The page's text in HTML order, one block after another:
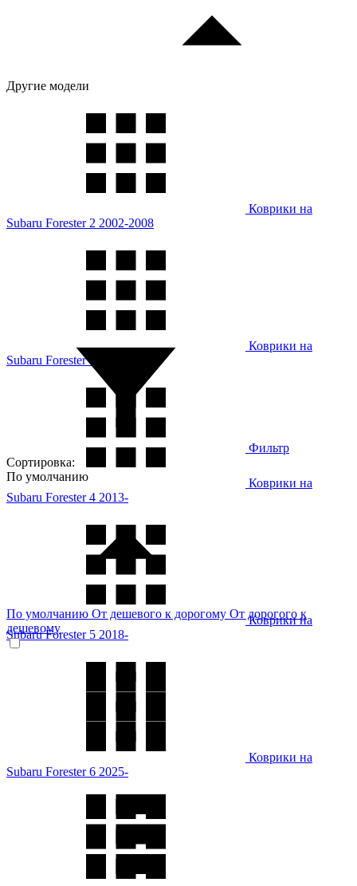
Другие модели
Коврики на
Subaru Forester 2 2002-2008
Коврики на
Subaru Forester 3 2008-2013
Коврики на
Subaru Forester 4 2013-
Коврики на
Subaru Forester 5 2018-
Коврики на
Subaru Forester 6 2025-
Фильтр
Сортировка:
По умолчанию
По умолчанию От дешевого к дорогому От дорогого к
дешевому